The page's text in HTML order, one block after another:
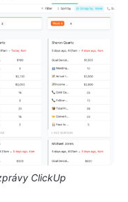
ClickUp